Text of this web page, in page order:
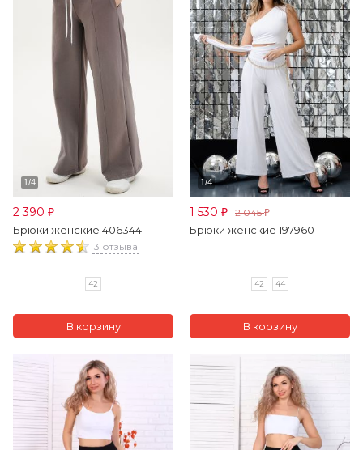
2 390 ₽
Брюки женские 406344
3 отзыва
42
1 530 ₽ 2 045₽
Брюки женские 197960
42 44